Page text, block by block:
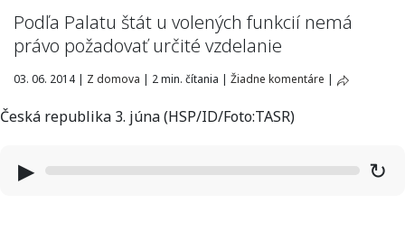
Podľa Palatu štát u volených funkcií nemá
právo požadovať určité vzdelanie
03. 06. 2014 | Z domova | 2 min. čítania | Žiadne komentáre |
Česká republika 3. júna (HSP/ID/Foto:TASR)
▶ ↻